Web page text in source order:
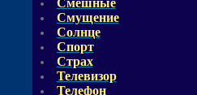
Смешные
Смущение
Солнце
Спорт
Страх
Телевизор
Телефон